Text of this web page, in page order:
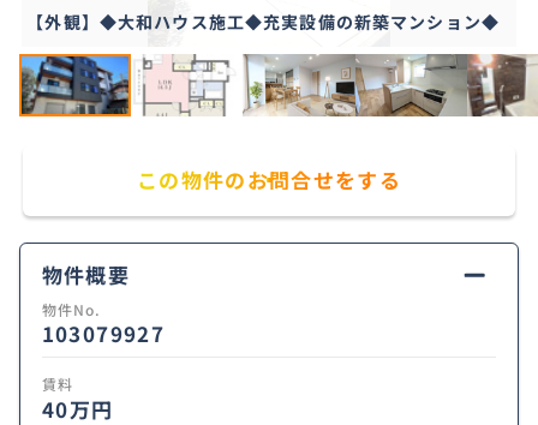
【外観】◆大和ハウス施工◆充実設備の新築マンション◆
この物件のお問合せをする
物件概要
物件No.
103079927
賃料
40万円